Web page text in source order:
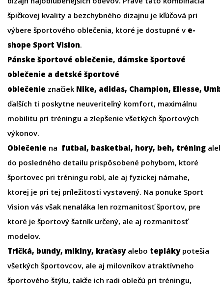
špičkovej kvality a bezchybného dizajnu je kľúčová pri
výbere športového oblečenia, ktoré je dostupné v e-
shope Sport Vision.
Pánske športové oblečenie, dámske športové
oblečenie a detské športové
oblečenie značiek Nike, adidas, Champion, Ellesse,
ďalších ti poskytne neuveriteľný komfort, maximálnu
mobilitu pri tréningu a zlepšenie všetkých športových
výkonov.
Oblečenie na futbal, basketbal, hory, beh, tréning
do posledného detailu prispôsobené pohybom, ktoré
športovec pri tréningu robí, ale aj fyzickej námahe,
ktorej je pri tej príležitosti vystavený. Na ponuke Sport
Vision vás však nenaláka len rozmanitosť športov, pre
ktoré je športový šatník určený, ale aj rozmanitosť
modelov.
Tričká, bundy, mikiny, kraťasy alebo teplákypotešia
všetkých športovcov, ale aj milovníkov atraktívneho
športového štýlu, takže ich radi oblečú pri tréningu,